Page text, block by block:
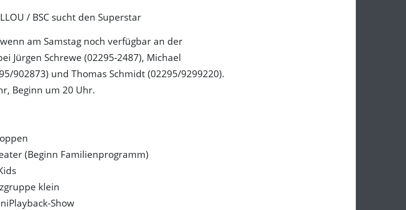
/ BSC sucht den Superstar
am Samstag noch verfügbar an der
Jürgen Schrewe (02295-2487), Michael
902873) und Thomas Schmidt (02295/9299220).
Beginn um 20 Uhr.
(Beginn Familienprogramm)
klein
Show